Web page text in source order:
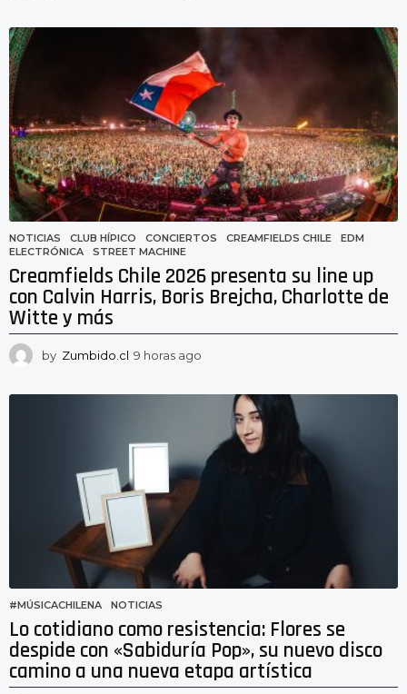
a
s
a
g
o
NOTICIAS CLUB HÍPICO ,CONCIERTOS ,CREAMFIELDS CHILE ,EDM
ELECTRÓNICA
,STREET MACHINE
Creamfields Chile 2026 presenta su line up
con Calvin Harris, Boris Brejcha, Charlotte de
Witte y más
by Zumbido.cl 9 horas ago
a
g
#MÚSICACHILENA ,NOTICIAS
Lo cotidiano como resistencia: Flores se
despide con «Sabiduría Pop», su nuevo disco
camino a una nueva etapa artística